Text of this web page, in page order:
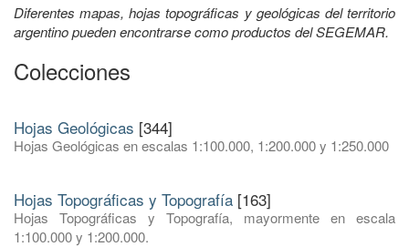
Diferentes mapas, hojas topográficas y geológicas del territorio
argentino pueden encontrarse como productos del SEGEMAR.
Colecciones
Hojas Geológicas [344]
Hojas Geológicas en escalas 1:100.000, 1:200.000 y 1:250.000
Hojas Topográficas y Topografía [163]
Hojas Topográficas y Topografía, mayormente en escala
1:100.000 y 1:200.000.